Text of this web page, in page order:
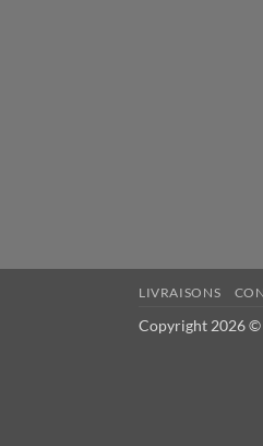
LIVRAISONS
Copyright 2026 ©